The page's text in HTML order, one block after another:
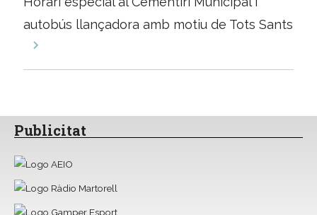
entrades
autobús llançadora amb motiu de Tots Sants
Publicitat